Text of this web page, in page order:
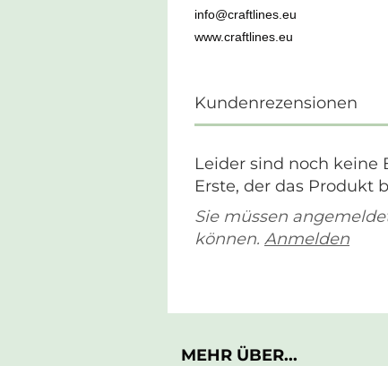
info@craftlines.eu
www.craftlines.eu
Kundenrezensionen
Leider sind noch keine
Erste, der das Produkt
Sie müssen
können. Anmelden
MEHR ÜBER...